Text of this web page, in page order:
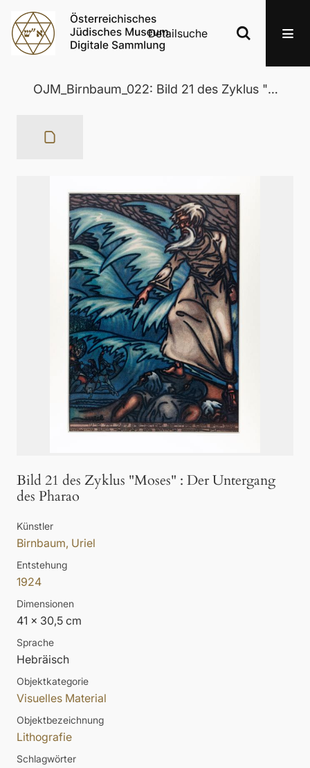
Detailsuche
OJM_Birnbaum_022: Bild 21 des Zyklus "Moses"
Bild 21 des Zyklus "Moses" : Der Untergang
des Pharao
Künstler
Birnbaum, Uriel
Entstehung
1924
Dimensionen
41 x 30,5 cm
Sprache
Hebräisch
Objektkategorie
Visuelles Material
Objektbezeichnung
Lithografie
Schlagwörter